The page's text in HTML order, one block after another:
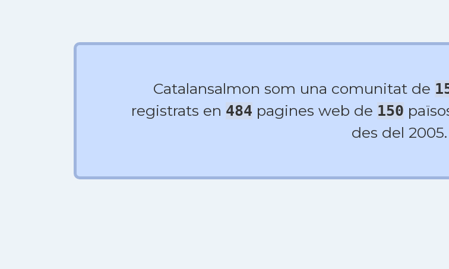
Catalansalmon som una comunitat de
registrats en 484 pagines web de 150
des del 2005.